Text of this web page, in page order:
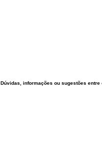
Dúvidas, informações ou sugestões